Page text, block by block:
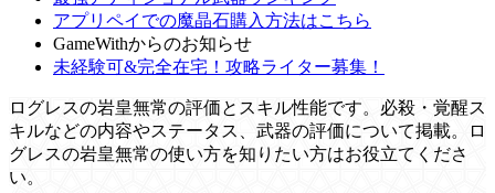
アプリペイでの魔晶石購入方法はこちら
GameWithからのお知らせ
未経験可&完全在宅！攻略ライター募集！
ログレスの岩皇無常の評価とスキル性能です。必殺・覚醒ス
キルなどの内容やステータス、武器の評価について掲載。ロ
グレスの岩皇無常の使い方を知りたい方はお役立てくださ
い。